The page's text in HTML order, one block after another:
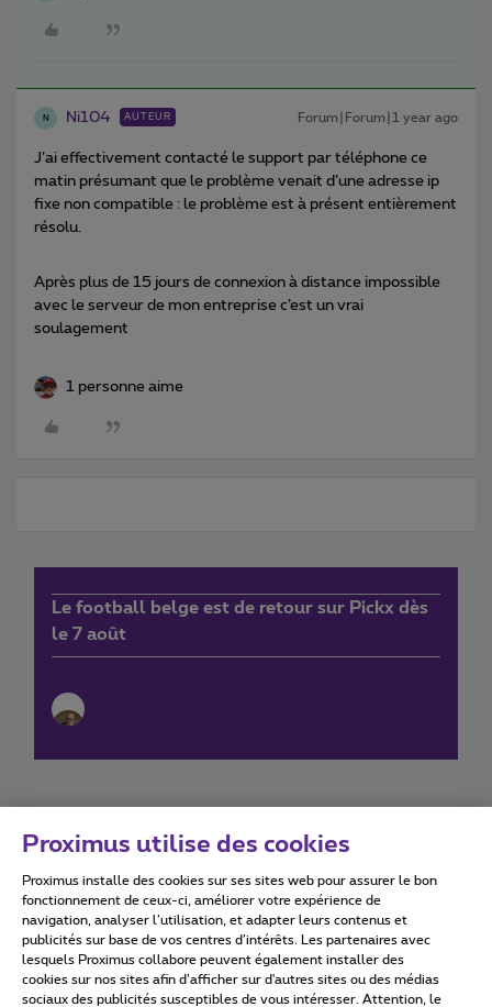
N Ni104 AUTEUR Forum|Forum|1 year ago
J’ai effectivement contacté le support par téléphone ce
matin présumant que le problème venait d’une adresse ip
fixe non compatible : le problème est à présent entièrement
résolu.
Après plus de 15 jours de connexion à distance impossible
avec le serveur de mon entreprise c’est un vrai
soulagement
1 personne aime
Le football belge est de retour sur Pickx dès
le 7 août
Conditions d'utilisation Accessibility statement
Proximus utilise des cookies
Proximus installe des cookies sur ses sites web pour assurer le bon
fonctionnement de ceux-ci, améliorer votre expérience de
navigation, analyser l’utilisation, et adapter leurs contenus et
publicités sur base de vos centres d’intérêts. Les partenaires avec
lesquels Proximus collabore peuvent également installer des
cookies sur nos sites afin d’afficher sur d'autres sites ou des médias
sociaux des publicités susceptibles de vous intéresser. Attention, le